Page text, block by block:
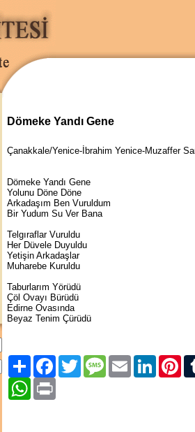
Dömeke Yandı Gene
Çanakkale/Yenice-İbrahim Yenice-Muzaffer
Dömeke Yandı Gene
Yolunu Döne Döne
Arkadaşım Ben Vuruldum
Bir Yudum Su Ver Bana
Telgıraflar Vuruldu
Her Düvele Duyuldu
Yetişin Arkadaşlar
Muharebe Kuruldu
Taburlarım Yörüdü
Çöl Ovayı Bürüdü
Edirne Ovasında
Beyaz Tenim Çürüdü
Paylaş FacebookTwitter Message Email LinkedIn
WhatsApp